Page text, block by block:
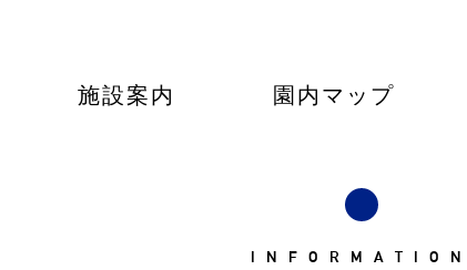
施設案内 園内マップ
INFORMATION